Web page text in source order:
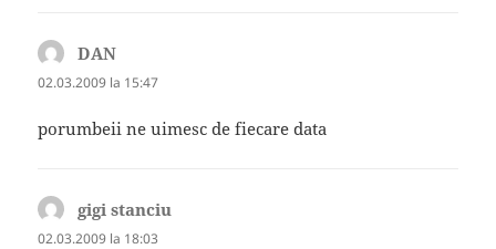
DAN
02.03.2009 la 15:47
porumbeii ne uimesc de fiecare data
gigi stanciu
02.03.2009 la 18:03